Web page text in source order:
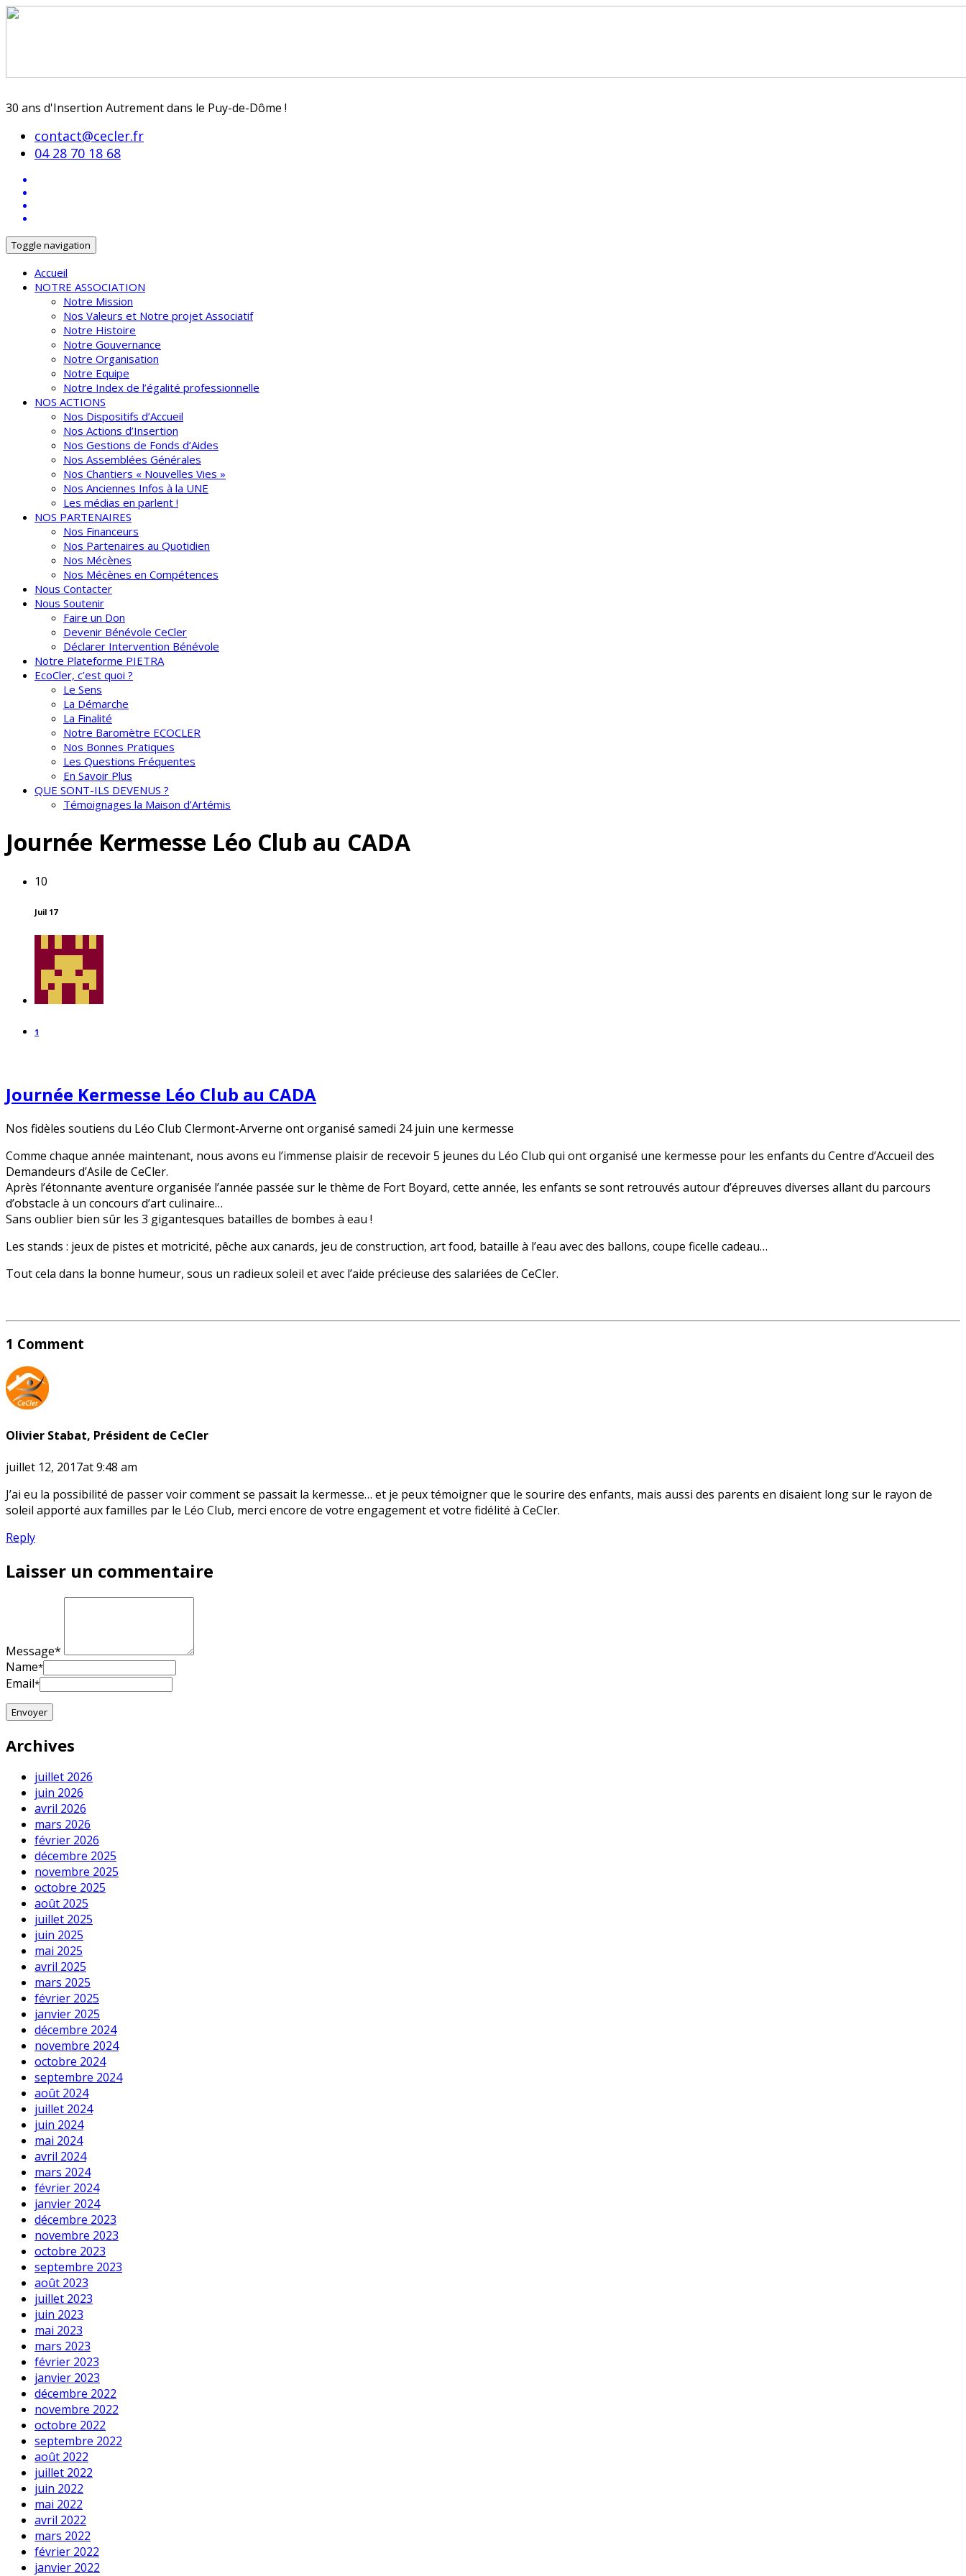
30 ans d'Insertion Autrement dans le Puy-de-Dôme !
contact@cecler.fr
04 28 70 18 68
Toggle navigation
Accueil
NOTRE ASSOCIATION
Notre Mission
Nos Valeurs et Notre projet Associatif
Notre Histoire
Notre Gouvernance
Notre Organisation
Notre Equipe
Notre Index de l’égalité professionnelle
NOS ACTIONS
Nos Dispositifs d’Accueil
Nos Actions d’Insertion
Nos Gestions de Fonds d’Aides
Nos Assemblées Générales
Nos Chantiers « Nouvelles Vies »
Nos Anciennes Infos à la UNE
Les médias en parlent !
NOS PARTENAIRES
Nos Financeurs
Nos Partenaires au Quotidien
Nos Mécènes
Nos Mécènes en Compétences
Nous Contacter
Nous Soutenir
Faire un Don
Devenir Bénévole CeCler
Déclarer Intervention Bénévole
Notre Plateforme PIETRA
EcoCler, c’est quoi ?
Le Sens
La Démarche
La Finalité
Notre Baromètre ECOCLER
Nos Bonnes Pratiques
Les Questions Fréquentes
En Savoir Plus
QUE SONT-ILS DEVENUS ?
Témoignages la Maison d’Artémis
Journée Kermesse Léo Club au CADA
10
Juil 17
1
Journée Kermesse Léo Club au CADA
Nos fidèles soutiens du Léo Club Clermont-Arverne ont organisé samedi 24 juin une kermesse
Comme chaque année maintenant, nous avons eu l’immense plaisir de recevoir 5 jeunes du Léo Club qui ont organisé une kermesse pour les enfants du Centre d’Accueil des
Demandeurs d’Asile de CeCler.
Après l’étonnante aventure organisée l’année passée sur le thème de Fort Boyard, cette année, les enfants se sont retrouvés autour d’épreuves diverses allant du parcours
d’obstacle à un concours d’art culinaire…
Sans oublier bien sûr les 3 gigantesques batailles de bombes à eau !
Les stands : jeux de pistes et motricité, pêche aux canards, jeu de construction, art food, bataille à l’eau avec des ballons, coupe ficelle cadeau…
Tout cela dans la bonne humeur, sous un radieux soleil et avec l’aide précieuse des salariées de CeCler.
1 Comment
Olivier Stabat, Président de CeCler
juillet 12, 2017at 9:48 am
J’ai eu la possibilité de passer voir comment se passait la kermesse… et je peux témoigner que le sourire des enfants, mais aussi des parents en disaient long sur le rayon de
soleil apporté aux familles par le Léo Club, merci encore de votre engagement et votre fidélité à CeCler.
Reply
Laisser un commentaire
Message*
Name*
Email*
Archives
juillet 2026
juin 2026
avril 2026
mars 2026
février 2026
décembre 2025
novembre 2025
octobre 2025
août 2025
juillet 2025
juin 2025
mai 2025
avril 2025
mars 2025
février 2025
janvier 2025
décembre 2024
novembre 2024
octobre 2024
septembre 2024
août 2024
juillet 2024
juin 2024
mai 2024
avril 2024
mars 2024
février 2024
janvier 2024
décembre 2023
novembre 2023
octobre 2023
septembre 2023
août 2023
juillet 2023
juin 2023
mai 2023
mars 2023
février 2023
janvier 2023
décembre 2022
novembre 2022
octobre 2022
septembre 2022
août 2022
juillet 2022
juin 2022
mai 2022
avril 2022
mars 2022
février 2022
janvier 2022